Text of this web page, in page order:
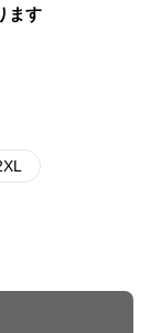
ます